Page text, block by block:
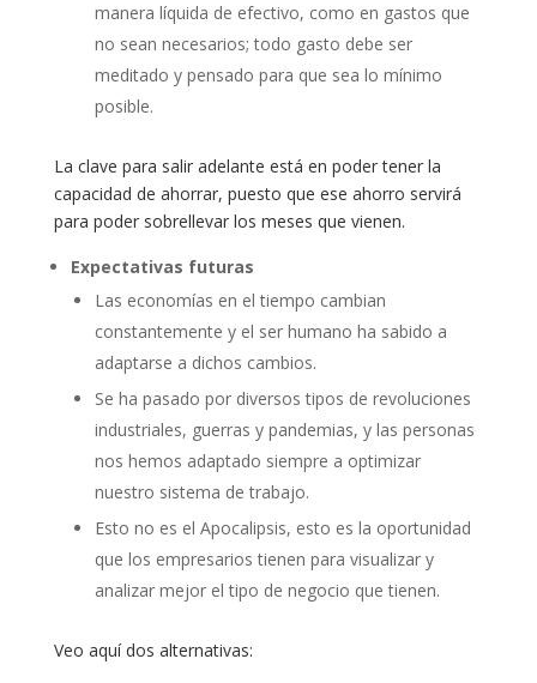
manera líquida de efectivo, como en gastos que
no sean necesarios; todo gasto debe ser
meditado y pensado para que sea lo mínimo
posible.
La clave para salir adelante está en poder tener la
capacidad de ahorrar, puesto que ese ahorro servirá
para poder sobrellevar los meses que vienen.
Expectativas futuras
Las economías en el tiempo cambian
constantemente y el ser humano ha sabido a
adaptarse a dichos cambios.
Se ha pasado por diversos tipos de revoluciones
industriales, guerras y pandemias, y las personas
nos hemos adaptado siempre a optimizar
nuestro sistema de trabajo.
Esto no es el Apocalipsis, esto es la oportunidad
que los empresarios tienen para visualizar y
analizar mejor el tipo de negocio que tienen.
Veo aquí dos alternativas: